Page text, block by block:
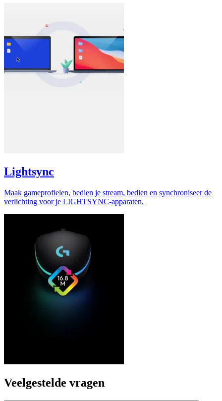
Lightsync
Maak gameprofielen, bedien je stream, bedien en synchroniseer de
verlichting voor je LIGHTSYNC-apparaten.
Veelgestelde vragen